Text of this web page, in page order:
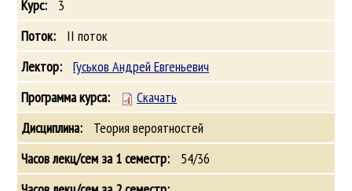
3
II поток
Гуськов Андрей Евгеньевич
Скачать
Теория вероятностей
54/36